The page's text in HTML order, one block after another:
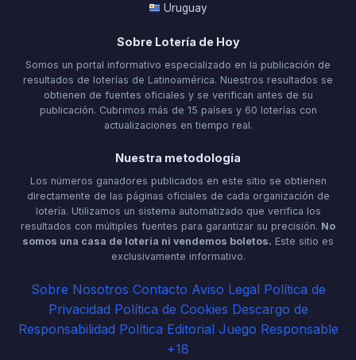
Uruguay
Sobre Lotería de Hoy
Somos un portal informativo especializado en la publicación de
resultados de loterías de Latinoamérica. Nuestros resultados se
obtienen de fuentes oficiales y se verifican antes de su
publicación. Cubrimos más de 15 países y 60 loterías con
actualizaciones en tiempo real.
Nuestra metodología
Los números ganadores publicados en este sitio se obtienen
directamente de las páginas oficiales de cada organización de
lotería. Utilizamos un sistema automatizado que verifica los
resultados con múltiples fuentes para garantizar su precisión. No
somos una casa de loteria ni vendemos boletos. Este sitio es
exclusivamente informativo.
Sobre Nosotros Contacto Aviso Legal Política de
Privacidad Política de Cookies Descargo de
Responsabilidad Política Editorial Juego Responsable
+18